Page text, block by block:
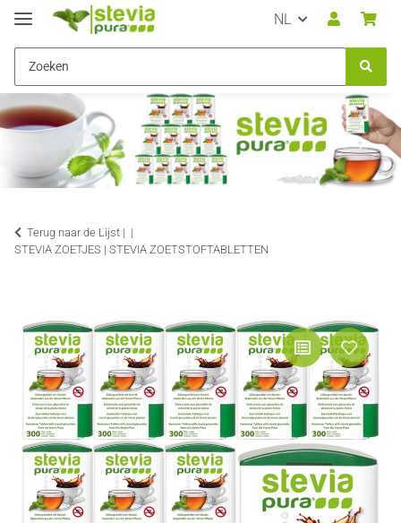
NL
Terug naar de Lijst |
STEVIA ZOETJES | STEVIA ZOETSTOFTABLETTEN